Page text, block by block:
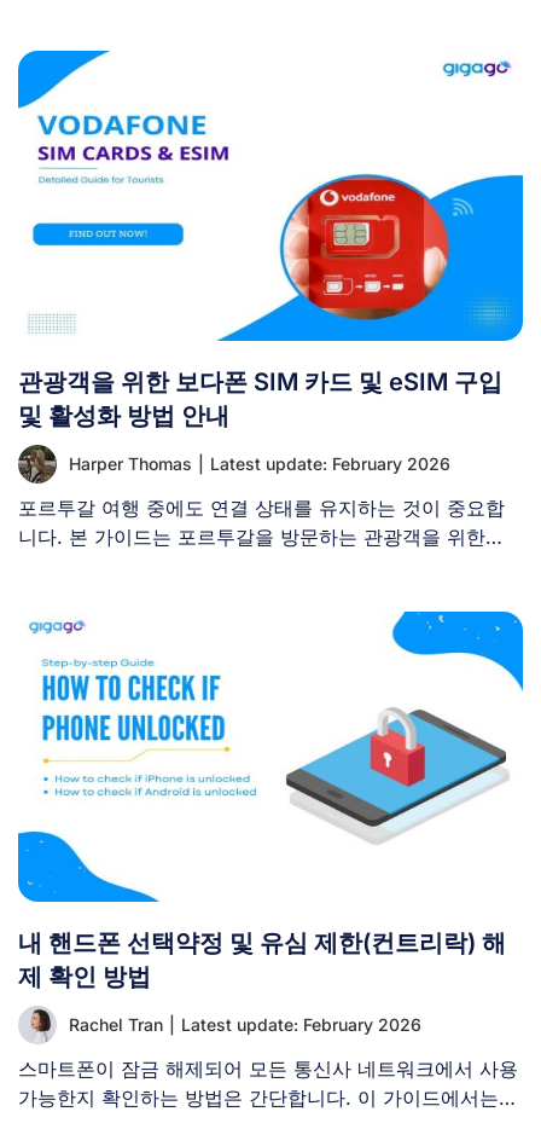
관광객을 위한 보다폰 SIM 카드 및 eSIM 구입
및 활성화 방법 안내
Harper Thomas Latest update: February 2026
포르투갈 여행 중에도 연결 상태를 유지하는 것이 중요합
니다. 본 가이드는 포르투갈을 방문하는 관광객을 위한
내 핸드폰 선택약정 및 유심 제한(컨트리락) 해
제 확인 방법
Rachel Tran Latest update: February 2026
스마트폰이 잠금 해제되어 모든 통신사 네트워크에서 사용
가능한지 확인하는 방법은 간단합니다. 이 가이드에서는